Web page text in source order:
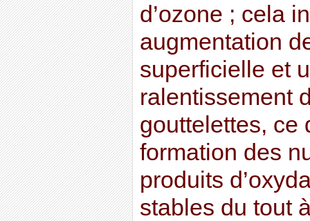
d’ozone ; cela
augmentation
superficielle et
ralentissement
gouttelettes, ce
formation des
produits
stables du tout